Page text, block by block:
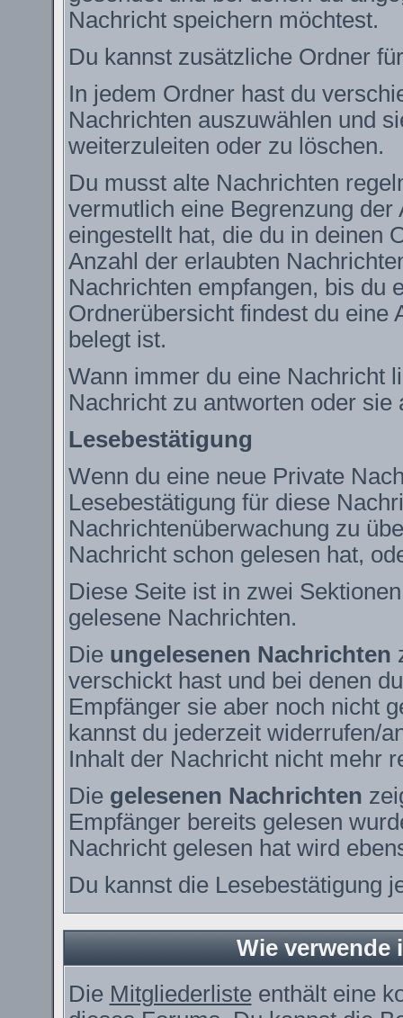
Nachricht speichern möchtest.
Du kannst zusätzliche Ordner
In jedem Ordner hast du
Nachrichten auszuwählen und
weiterzuleiten oder zu löschen.
Du musst alte Nachrichten
vermutlich eine Begrenzung
eingestellt hat, die du in deinen
Anzahl der erlaubten
Nachrichten empfangen, bis du
Ordnerübersicht findest du eine
belegt ist.
Wann immer du eine Nachricht
Nachricht zu antworten oder
Lesebestätigung
Wenn du eine neue Private
Lesebestätigung für diese
Nachrichtenüberwachung zu
Nachricht schon gelesen hat,
Diese Seite ist in zwei
gelesene Nachrichten.
Die ungelesenen Nachrichten
verschickt hast und bei denen
Empfänger sie aber noch nicht
kannst du jederzeit widerrufen/
Inhalt der Nachricht nicht mehr
Die gelesenen Nachrichten
Empfänger bereits gelesen
Nachricht gelesen hat wird
Du kannst die Lesebestätigung
Wie verwende
Die Mitgliederlisteenthält eine